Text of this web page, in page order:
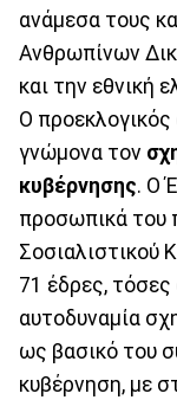
ανάμεσα τους
Ανθρωπίνων
και την εθνική
Ο προεκλογικός
γνώμονα τον
κυβέρνησης. Ο
προσωπικά του
Σοσιαλιστικού
71 έδρες,
αυτοδυναμία
ως βασικό του
κυβέρνηση, με